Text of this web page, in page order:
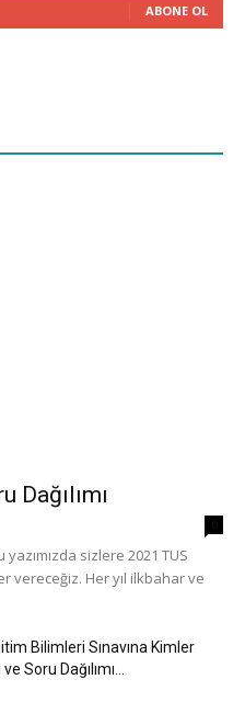
ABONE OL
Dağılımı
yazımızda sizlere 2021 TUS
vereceğiz. Her yıl ilkbahar ve
Bilimleri Sınavına Kimler
Soru Dağılımı...